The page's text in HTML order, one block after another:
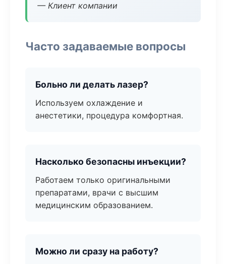
— Клиент компании
Часто задаваемые вопросы
Больно ли делать лазер?
Используем охлаждение и
анестетики, процедура комфортная.
Насколько безопасны инъекции?
Работаем только оригинальными
препаратами, врачи с высшим
медицинским образованием.
Можно ли сразу на работу?